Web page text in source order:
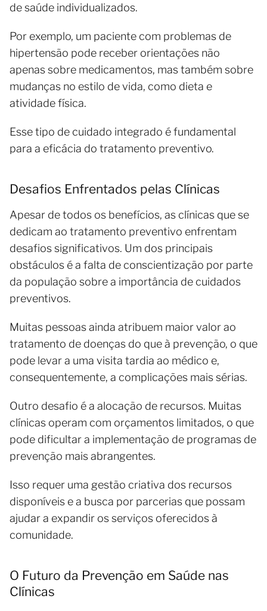
de saúde individualizados.
Por exemplo, um paciente com problemas de
hipertensão pode receber orientações não
apenas sobre medicamentos, mas também sobre
mudanças no estilo de vida, como dieta e
atividade física.
Esse tipo de cuidado integrado é fundamental
para a eficácia do tratamento preventivo.
Desafios Enfrentados pelas Clínicas
Apesar de todos os benefícios, as clínicas que se
dedicam ao tratamento preventivo enfrentam
desafios significativos. Um dos principais
obstáculos é a falta de conscientização por parte
da população sobre a importância de cuidados
preventivos.
Muitas pessoas ainda atribuem maior valor ao
tratamento de doenças do que à prevenção, o que
pode levar a uma visita tardia ao médico e,
consequentemente, a complicações mais sérias.
Outro desafio é a alocação de recursos. Muitas
clínicas operam com orçamentos limitados, o que
pode dificultar a implementação de programas de
prevenção mais abrangentes.
Isso requer uma gestão criativa dos recursos
disponíveis e a busca por parcerias que possam
ajudar a expandir os serviços oferecidos à
comunidade.
O Futuro da Prevenção em Saúde nas
Clínicas